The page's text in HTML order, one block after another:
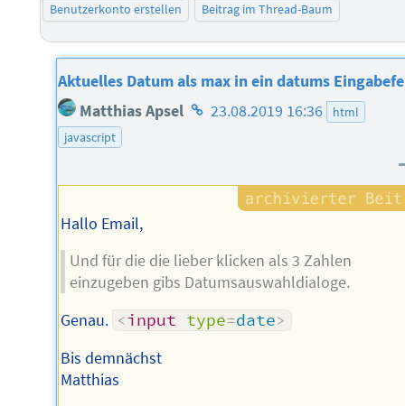
Benutzerkonto erstellen
Beitrag im Thread-Baum
Aktuelles Datum als max in ein datums
Matthias Apsel Homepage
23.08.2019 16:36
html
javascript
Hallo Email,
Und für die die lieber klicken als 3 Zahlen
einzugeben gibs Datumsauswahldialoge.
Genau. <input type=date>
Bis demnächst
Matthias